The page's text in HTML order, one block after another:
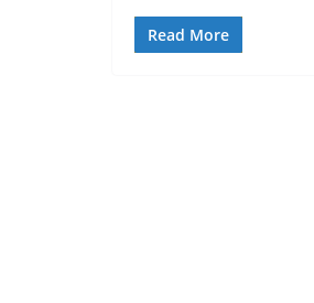
Read More